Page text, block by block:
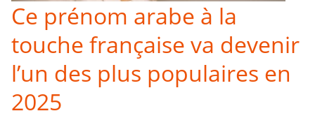
Ce prénom arabe à la
touche française va devenir
l’un des plus populaires en
2025